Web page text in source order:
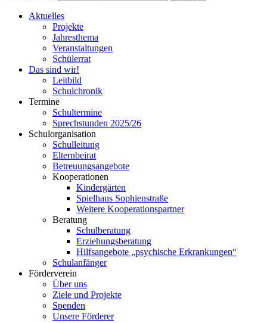
Aktuelles
Projekte
Jahresthema
Veranstaltungen
Schülerrat
Das sind wir!
Leitbild
Schulchronik
Termine
Schultermine
Sprechstunden 2025/26
Schulorganisation
Schulleitung
Elternbeirat
Betreuungsangebote
Kooperationen
Kindergärten
Spielhaus Sophienstraße
Weitere Kooperationspartner
Beratung
Schulberatung
Erziehungsberatung
Hilfsangebote „psychische Erkrankungen“
Schulanfänger
Förderverein
Über uns
Ziele und Projekte
Spenden
Unsere Förderer